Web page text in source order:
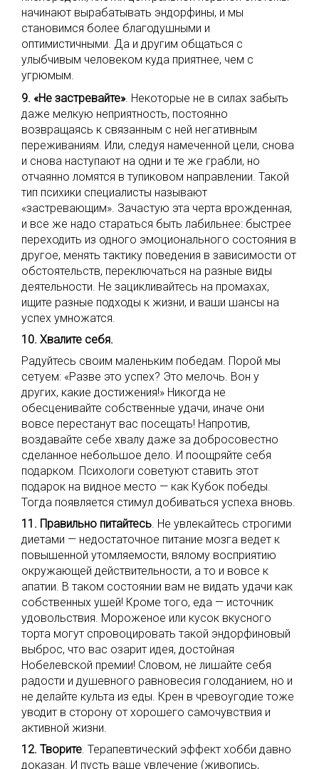
начинают вырабатывать эндорфины, и мы
становимся более благодушными и
оптимистичными. Да и другим общаться с
улыбчивым человеком куда приятнее, чем с
угрюмым.
9. «Не застревайте». Некоторые не в силах забыть
даже мелкую неприятность, постоянно
возвращаясь к связанным с ней негативным
переживаниям. Или, следуя намеченной цели, снова
и снова наступают на одни и те же грабли, но
отчаянно ломятся в тупиковом направлении. Такой
тип психики специалисты называют
«застревающим». Зачастую эта черта врожденная,
и все же надо стараться быть лабильнее: быстрее
переходить из одного эмоционального состояния в
другое, менять тактику поведения в зависимости от
обстоятельств, переключаться на разные виды
деятельности. Не зацикливайтесь на промахах,
ищите разные подходы к жизни, и ваши шансы на
успех умножатся.
10. Хвалите себя.
Радуйтесь своим маленьким победам. Порой мы
сетуем: «Разве это успех? Это мелочь. Вон у
других, какие достижения!» Никогда не
обесценивайте собственные удачи, иначе они
вовсе перестанут вас посещать! Напротив,
воздавайте себе хвалу даже за добросовестно
сделанное небольшое дело. И поощряйте себя
подарком. Психологи советуют ставить этот
подарок на видное место — как Кубок победы.
Тогда появляется стимул добиваться успеха вновь.
11. Правильно питайтесь. Не увлекайтесь строгими
диетами — недостаточное питание мозга ведет к
повышенной утомляемости, вялому восприятию
окружающей действительности, а то и вовсе к
апатии. В таком состоянии вам не видать удачи как
собственных ушей! Кроме того, еда — источник
удовольствия. Мороженое или кусок вкусного
торта могут спровоцировать такой эндорфиновый
выброс, что вас озарит идея, достойная
Нобелевской премии! Словом, не лишайте себя
радости и душевного равновесия голоданием, но и
не делайте культа из еды. Крен в чревоугодие тоже
уводит в сторону от хорошего самочувствия и
активной жизни.
12. Творите. Терапевтический эффект хобби давно
доказан. И пусть ваше увлечение (живопись,